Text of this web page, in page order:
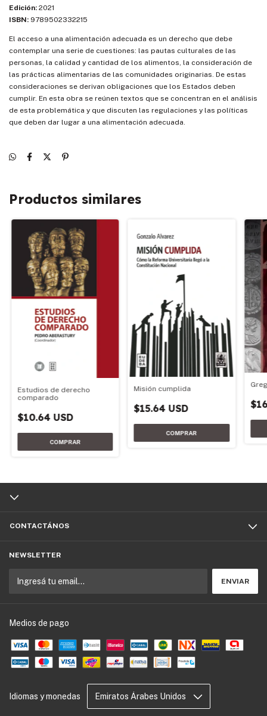
Edición: 2021
ISBN: 9789502332215
El acceso a una alimentación adecuada es un derecho que debe
contemplar una serie de cuestiones: las pautas culturales de las
personas, la calidad y cantidad de los alimentos, la consideración de
las prácticas alimentarias de las comunidades originarias. De estas
consideraciones se derivan obligaciones que los Estados deben
cumplir. En esta obra se reúnen textos que se concentran en el análisis
de esta problemática y que discuten las regulaciones y las políticas
que deben dar lugar a una alimentación adecuada.
Productos similares
Estudios de derecho
comparado
$10.64 USD
Misión cumplida
$15.64 USD
CONTACTÁNOS
NEWSLETTER
Medios de pago
Idiomas y monedas